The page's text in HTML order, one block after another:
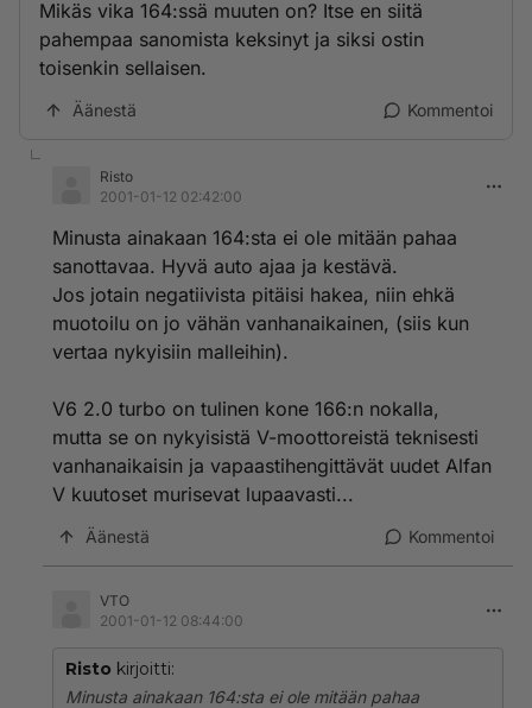
Mikäs vika 164:ssä muuten on? Itse en siitä
pahempaa sanomista keksinyt ja siksi ostin
toisenkin sellaisen.
Äänestä Kommentoi
Risto
2001-01-12 02:42:00
Minusta ainakaan 164:sta ei ole mitään pahaa
sanottavaa. Hyvä auto ajaa ja kestävä.
Jos jotain negatiivista pitäisi hakea, niin ehkä
muotoilu on jo vähän vanhanaikainen, (siis kun
vertaa nykyisiin malleihin).
V6 2.0 turbo on tulinen kone 166:n nokalla,
mutta se on nykyisistä V-moottoreistä teknisesti
vanhanaikaisin ja vapaastihengittävät uudet Alfan
V kuutoset murisevat lupaavasti...
Äänestä Kommentoi
VTO
2001-01-12 08:44:00
Risto kirjoitti:
Minusta ainakaan 164:sta ei ole mitään pahaa